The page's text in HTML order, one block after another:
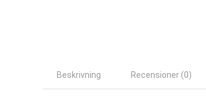
Beskrivning Recensioner (0)